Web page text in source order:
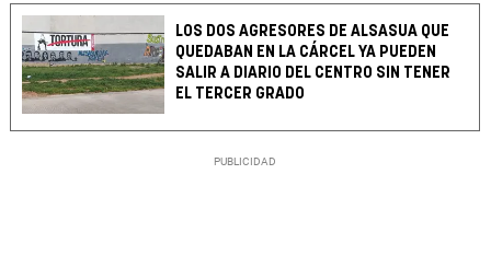
LOS DOS AGRESORES DE ALSASUA QUE
QUEDABAN EN LA CÁRCEL YA PUEDEN
SALIR A DIARIO DEL CENTRO SIN TENER
EL TERCER GRADO